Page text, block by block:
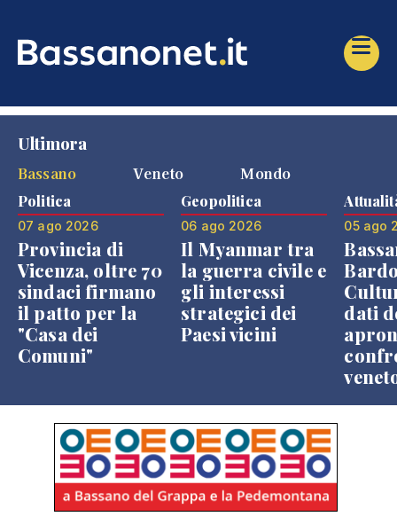
Ultimora
Bassano
Veneto Mondo
Politica
07 ago 2026
Provincia di
Vicenza, oltre 70
sindaci firmano
il patto per la
"Casa dei
Comuni"
Geopolitica
06 ago 2026
Il Myanmar tra
la guerra civile e
gli interessi
strategici dei
Paesi vicini
05 ago
dati